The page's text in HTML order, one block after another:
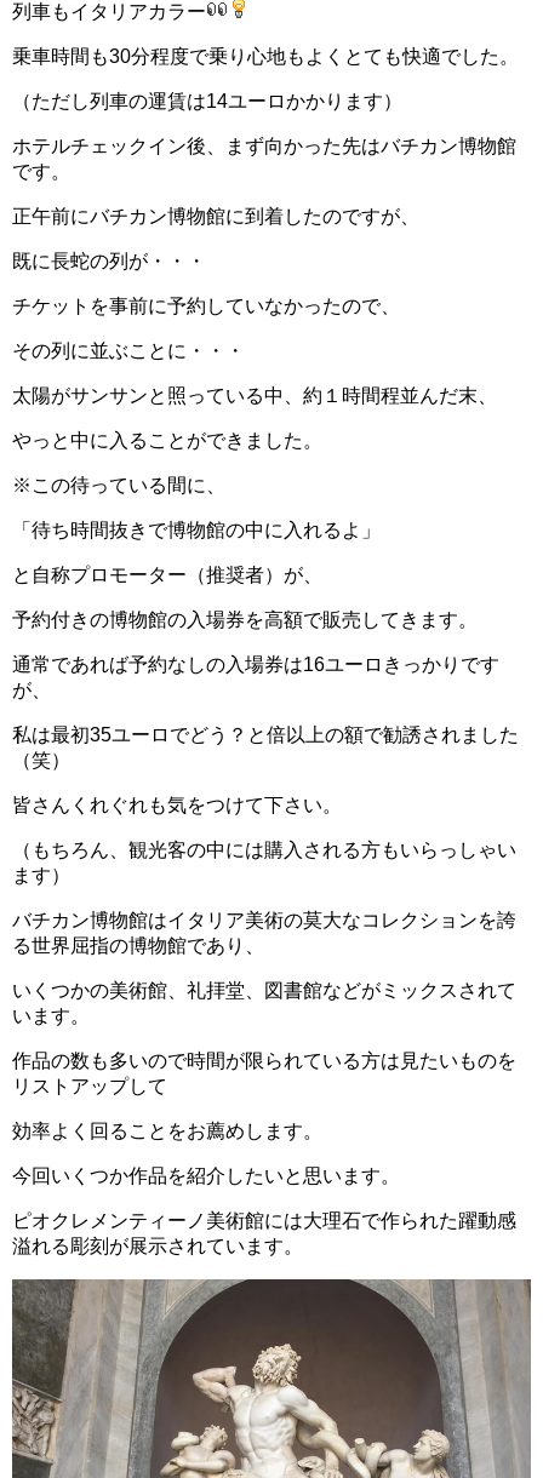
列車もイタリアカラー
乗車時間も30分程度で乗り心地もよくとても快適でした。
（ただし列車の運賃は14ユーロかかります）
ホテルチェックイン後、まず向かった先はバチカン博物館
です。
正午前にバチカン博物館に到着したのですが、
既に長蛇の列が・・・
チケットを事前に予約していなかったので、
その列に並ぶことに・・・
太陽がサンサンと照っている中、約１時間程並んだ末、
やっと中に入ることができました。
※この待っている間に、
「待ち時間抜きで博物館の中に入れるよ」
と自称プロモーター（推奨者）が、
予約付きの博物館の入場券を高額で販売してきます。
通常であれば予約なしの入場券は16ユーロきっかりです
が、
私は最初35ユーロでどう？と倍以上の額で勧誘されました
（笑）
皆さんくれぐれも気をつけて下さい。
（もちろん、観光客の中には購入される方もいらっしゃい
ます）
バチカン博物館はイタリア美術の莫大なコレクションを誇
る世界屈指の博物館であり、
いくつかの美術館、礼拝堂、図書館などがミックスされて
います。
作品の数も多いので時間が限られている方は見たいものを
リストアップして
効率よく回ることをお薦めします。
今回いくつか作品を紹介したいと思います。
ピオクレメンティーノ美術館には大理石で作られた躍動感
溢れる彫刻が展示されています。